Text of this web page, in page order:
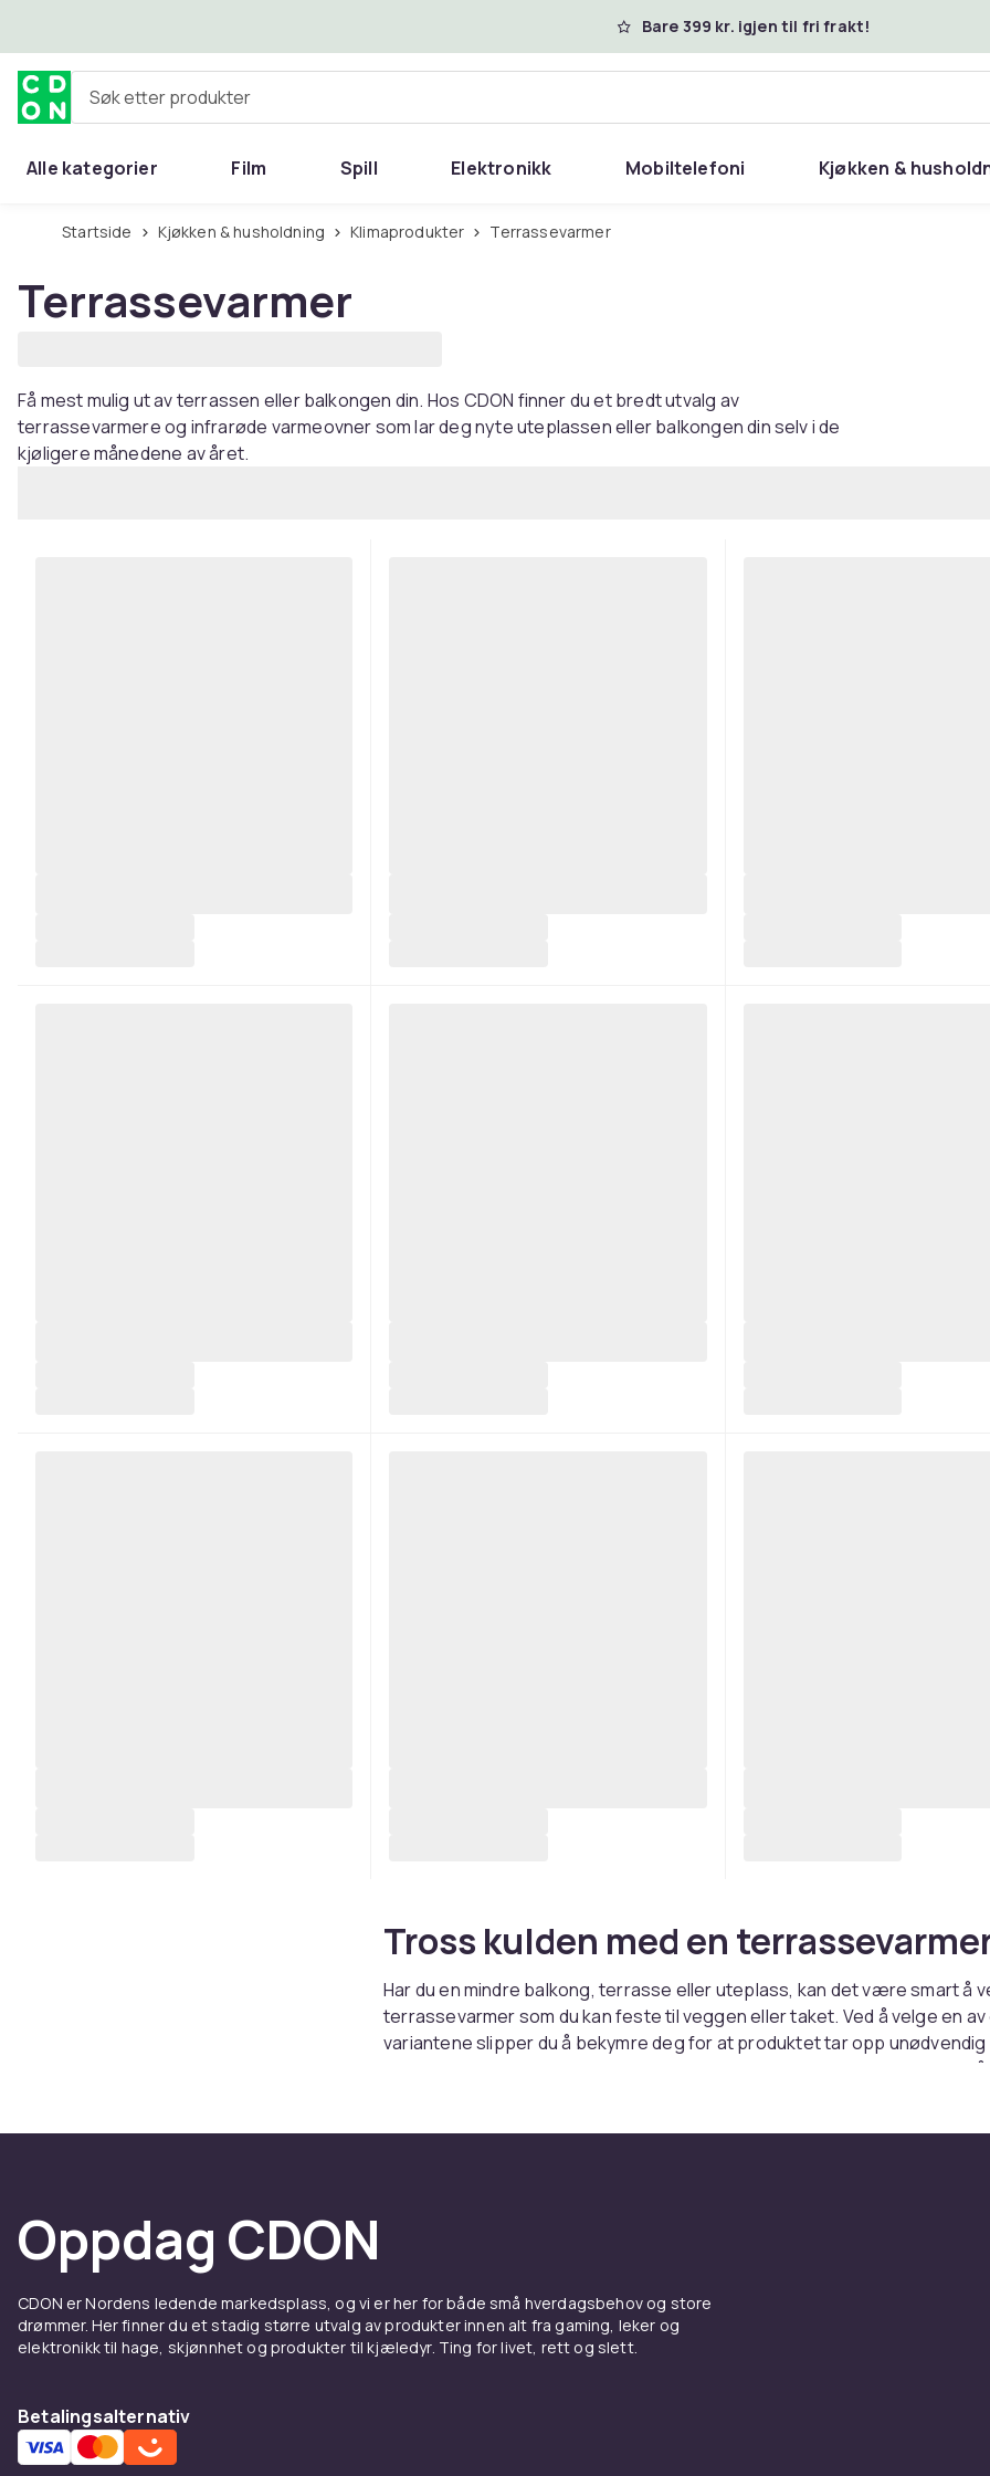
Bare 399 kr. igjen til fri frakt!
Søk etter produkter
Alle kategorier Film Spill Elektronikk Mobiltelefoni Kjøkken &
Startside Kjøkken & husholdning Klimaprodukter Terrassevarmer
Terrassevarmer
Få mest mulig ut av terrassen eller balkongen din. Hos CDON finner du et bredt utvalg av
terrassevarmere og infrarøde varmeovner som lar deg nyte uteplassen eller balkongen din selv i de
kjøligere månedene av året.
Tross kulden med en
Har du en mindre balkong, terrasse eller uteplass, kan det være smart å
terrassevarmer som du kan feste til veggen eller taket. Ved å velge en
variantene slipper du å bekymre deg for at produktet tar opp
som du heller vil ha til andre ting. Blant produktene ovenfor finner du
plassere terrassevarmeren din ved siden av en sittegruppe eller en
tillegg øker en terrassevarmer hyggefaktoren uansett hvor du velger å
den. For de miljøbevisste finnes det også spennende alternativer blant
Oppdag CDON
CDON er Nordens ledende markedsplass, og vi er her for både små hverdagsbehov og store
drømmer. Her finner du et stadig større utvalg av produkter innen alt fra gaming, leker og
elektronikk til hage, skjønnhet og produkter til kjæledyr. Ting for livet, rett og slett.
Betalingsalternativ